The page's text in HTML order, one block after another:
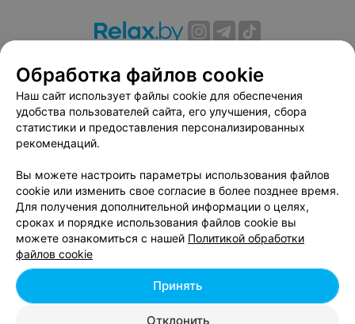
Вакансии
Публичный договор
Способы оплаты
Публичный договор по использованию сервиса
«Афиша»
Пользовательское соглашение
Связаться по вопросам сотрудничества
Написать руководителю relax.by
Персональные настройки cookie
Обработка персональных данных
Обработка файлов cookie
Наш сайт использует файлы cookie для обеспечения
удобства пользователей сайта, его улучшения, сбора
статистики и предоставления персонализированных
рекомендаций.
Вы можете настроить параметры использования файлов
cookie или изменить свое согласие в более позднее время.
Для получения дополнительной информации о целях,
сроках и порядке использования файлов cookie вы
можете ознакомиться с нашей Политикой обработки
файлов cookie
Отклонить
Принять